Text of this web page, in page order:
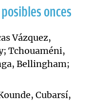
onces
Vázquez,
Tchouaméni,
Bellingham;
Cubarsí,